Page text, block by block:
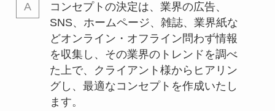
コンセプトの決定は、業界の広告、
SNS、ホームページ、雑誌、業界紙な
どオンライン・オフライン問わず情報
を収集し、その業界のトレンドを調べ
た上で、クライアント様からヒアリン
グし、最適なコンセプトを作成いたし
ます。